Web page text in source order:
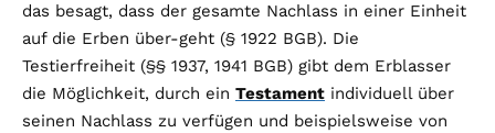
das besagt, dass der gesamte Nachlass in einer Einheit
auf die Erben über-geht (§ 1922 BGB). Die
Testierfreiheit (§§ 1937, 1941 BGB) gibt dem Erblasser
die Möglichkeit, durch ein Testament individuell über
seinen Nachlass zu verfügen und beispielsweise von